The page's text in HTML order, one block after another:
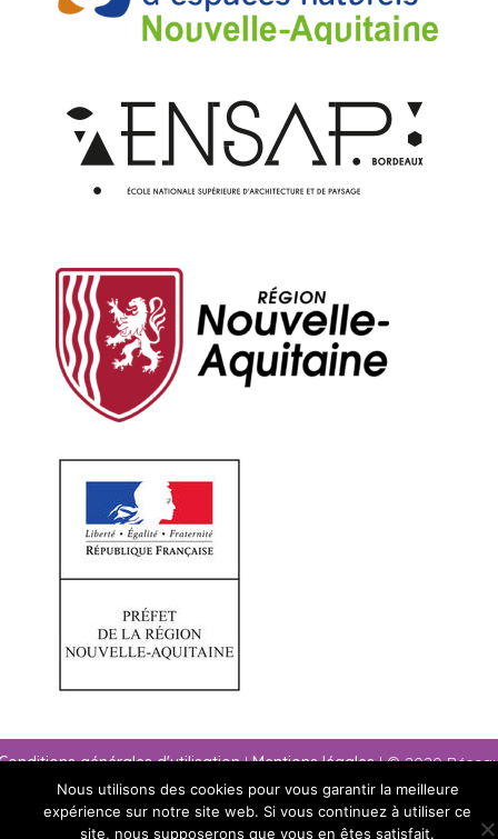
générales d'utilisation|Mentions légales| © 2020
paysage Nouvelle-Aquitaine
Nous utilisons des cookies pour vous garantir la meilleure
expérience sur notre site web. Si vous continuez à utiliser ce
site, nous supposerons que vous en êtes satisfait.